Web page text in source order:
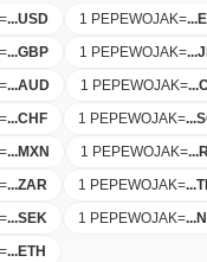
=...USD 1 PEPEWOJAK=...
=...GBP 1 PEPEWOJAK=...
=...AUD 1 PEPEWOJAK=...
=...CHF 1 PEPEWOJAK=...
=...MXN 1 PEPEWOJAK=...
=...ZAR 1 PEPEWOJAK=...
=...SEK 1 PEPEWOJAK=...
=...ETH